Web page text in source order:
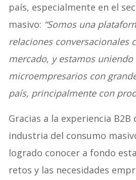
país, especialmente en el
masivo: “Somos una
relaciones conversacionales
mercado, y estamos uniendo
microempresarios con
país, principalmente con
Gracias a la experiencia B2B
industria del consumo
logrado conocer a fondo
retos y las necesidades